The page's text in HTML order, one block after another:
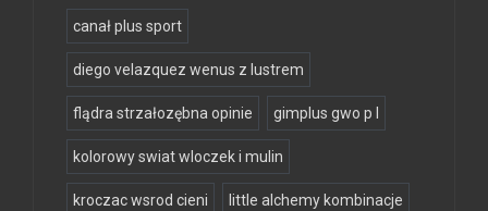
canał plus sport
diego velazquez wenus z lustrem
flądra strzałozębna opinie gimplus gwo p l
kolorowy swiat wloczek i mulin
kroczac wsrod cieni little alchemy kombinacje